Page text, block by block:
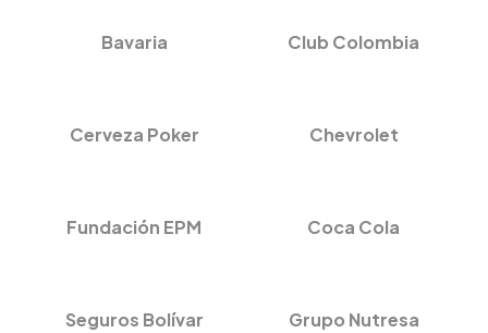
Bavaria Club Colombia
Cerveza Poker Chevrolet
Fundación EPM Coca Cola
Seguros Bolívar Grupo Nutresa